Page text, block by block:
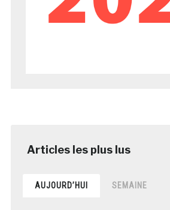
AUJOURD’HUI SEMAINE